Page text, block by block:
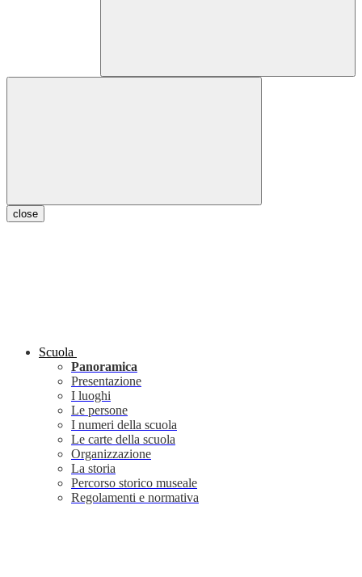
close
Scuola
Panoramica
Presentazione
I luoghi
Le persone
I numeri della scuola
Le carte della scuola
Organizzazione
La storia
Percorso storico museale
Regolamenti e normativa